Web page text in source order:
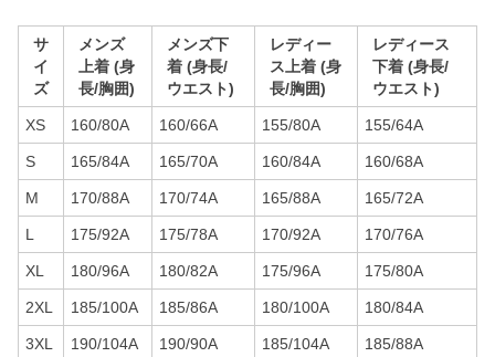
サ
イ
ズ
メンズ
上着 (身
長/胸囲)
メンズ下
着 (身長/
ウエスト)
レディー
ス上着 (身
長/胸囲)
レディース
下着 (身長/
ウエスト)
XS 160/80A 160/66A 155/80A 155/64A
S 165/84A 165/70A 160/84A 160/68A
M 170/88A 170/74A 165/88A 165/72A
L 175/92A 175/78A 170/92A 170/76A
XL 180/96A 180/82A 175/96A 175/80A
2XL 185/100A 185/86A 180/100A 180/84A
3XL 190/104A 190/90A 185/104A 185/88A